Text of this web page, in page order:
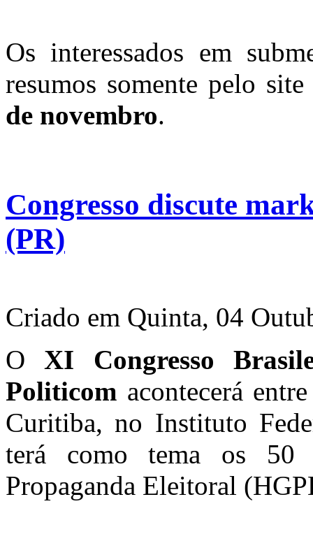
Os interessados em
resumos somente pelo
de novembro.
Congresso discute
(PR)
Criado em Quinta, 04
OXI Congresso
Politicom acontecerá
Curitiba, no Instituto
terá como tema os 50
Propaganda Eleitoral